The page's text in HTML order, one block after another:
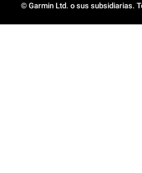
© Garmin Ltd. o sus subsidiarias.